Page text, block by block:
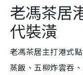
老馮茶居
代裝潢
老馮茶居主打港式
蒸飯、五柳炸雲吞